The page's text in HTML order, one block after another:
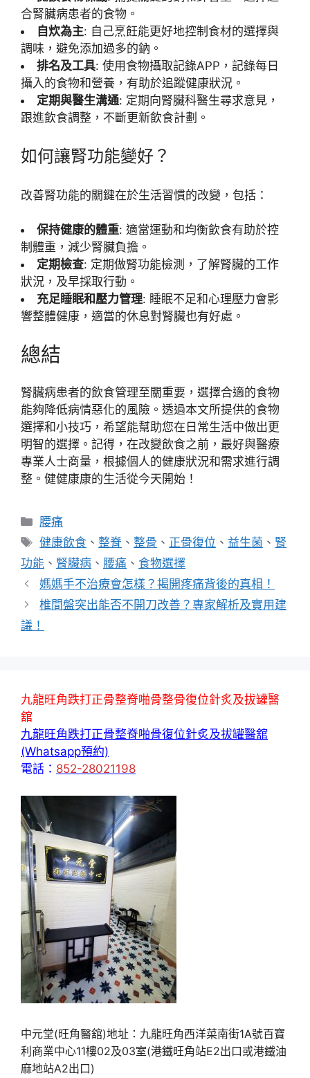
合腎臟病患者的食物。
自炊為主: 自己烹飪能更好地控制食材的選擇與
調味，避免添加過多的鈉。
排名及工具: 使用食物攝取記錄APP，記錄每日
攝入的食物和營養，有助於追蹤健康狀況。
定期與醫生溝通: 定期向腎臟科醫生尋求意見，
跟進飲食調整，不斷更新飲食計劃。
如何讓腎功能變好？
改善腎功能的關鍵在於生活習慣的改變，包括：
保持健康的體重: 適當運動和均衡飲食有助於控
制體重，減少腎臟負擔。
定期檢查: 定期做腎功能檢測，了解腎臟的工作
狀況，及早採取行動。
充足睡眠和壓力管理: 睡眠不足和心理壓力會影
響整體健康，適當的休息對腎臟也有好處。
總結
腎臟病患者的飲食管理至關重要，選擇合適的食物
能夠降低病情惡化的風險。透過本文所提供的食物
選擇和小技巧，希望能幫助您在日常生活中做出更
明智的選擇。記得，在改變飲食之前，最好與醫療
專業人士商量，根據個人的健康狀況和需求進行調
整。健健康康的生活從今天開始！
分
類
腰痛
標
籤
健康飲食 、整脊 、整骨 、 正骨復位 、 益生菌 、 腎
功能 、 腎臟病 、 腰痛 、 食物選擇
媽媽手不治療會怎樣？揭開疼痛背後的真相！
椎間盤突出能否不開刀改善？專家解析及實用建
議！
九龍旺角跌打正骨整脊啪骨整骨復位針炙及拔罐醫
舘
九龍旺角跌打正骨整脊啪骨復位針炙及拔罐醫舘
(Whatsapp預約)
電話： 852-28021198
中元堂(旺角醫舘)地址：九龍旺角西洋菜南街1A號百寶
利商業中心11樓02及03室(港鐵旺角站E2出口或港鐵油
麻地站A2出口)